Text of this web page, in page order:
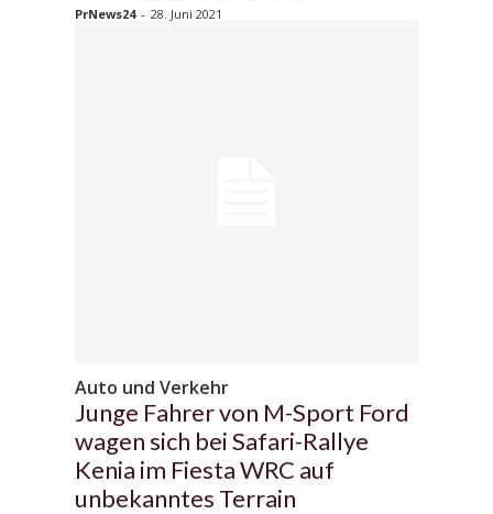
PrNews24 - 28. Juni 2021
Auto und Verkehr
Junge Fahrer von M-Sport Ford
wagen sich bei Safari-Rallye
Kenia im Fiesta WRC auf
unbekanntes Terrain